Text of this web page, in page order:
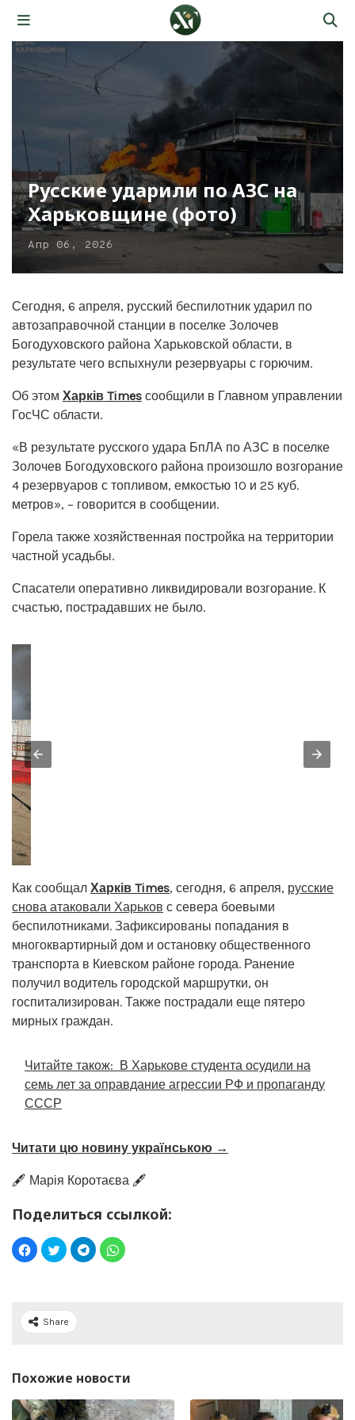
Русские ударили по АЗС на
Харьковщине (фото)
Апр 06, 2026
Сегодня, 6 апреля, русский беспилотник ударил по
автозаправочной станции в поселке Золочев
Богодуховского района Харьковской области, в
результате чего вспыхнули резервуары с горючим.
Об этом Харків Times сообщили в Главном управлении
ГосЧС области.
«В результате русского удара БпЛА по АЗС в поселке
Золочев Богодуховского района произошло возгорание
4 резервуаров с топливом, емкостью 10 и 25 куб.
метров», – говорится в сообщении.
Горела также хозяйственная постройка на территории
частной усадьбы.
Спасатели оперативно ликвидировали возгорание. К
счастью, пострадавших не было.
Как сообщал Харків Times, сегодня, 6 апреля, русские
снова атаковали Харьков с севера боевыми
беспилотниками. Зафиксированы попадания в
многоквартирный дом и остановку общественного
транспорта в Киевском районе города. Ранение
получил водитель городской маршрутки, он
госпитализирован. Также пострадали еще пятеро
мирных граждан.
Читайте також: В Харькове студента осудили на
семь лет за оправдание агрессии РФ и пропаганду
СССР
Читати цю новину українською →
🖋️ Марія Коротаєва 🖋️
Поделиться ссылкой:
Share
Похожие новости